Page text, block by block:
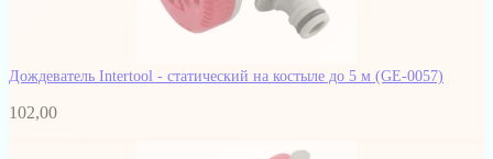
Дождеватель Intertool - статический на костыле до 5 м (GE-0057)
102,00